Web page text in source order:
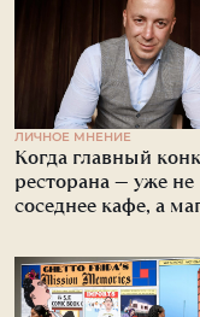
ЛИЧНОЕ МНЕНИЕ
Когда главный
ресторана — уже не
соседнее кафе, а